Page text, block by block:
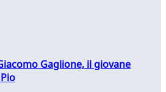
Gaglione, il giovane